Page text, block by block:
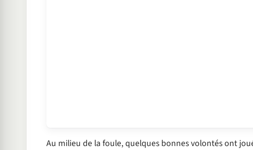
Au milieu de la foule, quelques bonnes volontés ont